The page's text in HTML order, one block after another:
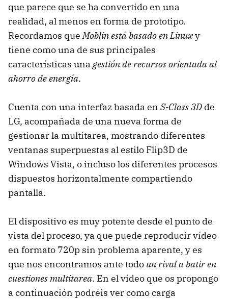
que parece que se ha convertido en una
realidad, al menos en forma de prototipo.
Recordamos queMoblin está basado en Linuxy
tiene como una de sus principales
características una gestión de recursos orientada al
ahorro de energía.
Cuenta con una interfaz basada en S-Class 3D de
LG, acompañada de una nueva forma de
gestionar la multitarea, mostrando diferentes
ventanas superpuestas al estilo Flip3D de
Windows Vista, o incluso los diferentes procesos
dispuestos horizontalmente compartiendo
pantalla.
El dispositivo es muy potente desde el punto de
vista del proceso, ya que puede reproducir vídeo
en formato 720p sin problema aparente, y es
que nos encontramos ante todo un rival a batir en
cuestiones multitarea. En el vídeo que os propongo
a continuación podréis ver como carga